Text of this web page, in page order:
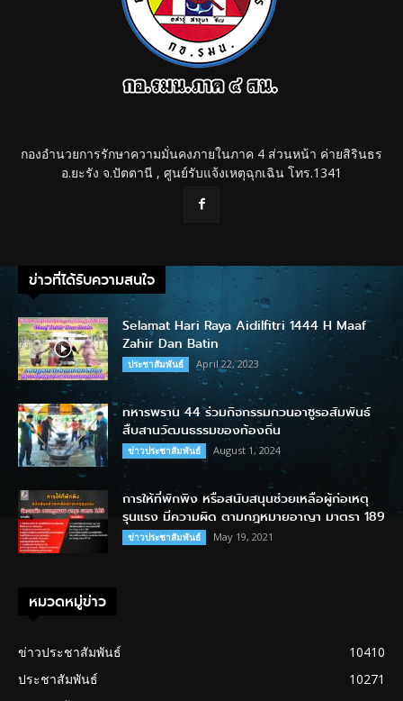
กองอำนวยการรักษาความมั่นคงภายในภาค 4 ส่วนหน้า ค่ายสิรินธร
อ.ยะรัง จ.ปัตตานี , ศูนย์รับแจ้งเหตุฉุกเฉิน โทร.1341
ข่าวที่ได้รับความสนใจ
Selamat Hari Raya Aidilfitri 1444 H Maaf
Zahir Dan Batin
ประชาสัมพันธ์ April 22, 2023
ทหารพราน 44 ร่วมกิจกรรมกวนอาซูรอสัมพันธ์
สืบสานวัฒนธรรมของท้องถิ่น
ข่าวประชาสัมพันธ์ August 1, 2024
การให้ที่พักพิง หรือสนับสนุนช่วยเหลือผู้ก่อเหตุ
รุนแรง มีความผิด ตามกฎหมายอาญา มาตรา 189
ข่าวประชาสัมพันธ์ May 19, 2021
หมวดหมู่ข่าว
ข่าวประชาสัมพันธ์
10410
ประชาสัมพันธ์
10271